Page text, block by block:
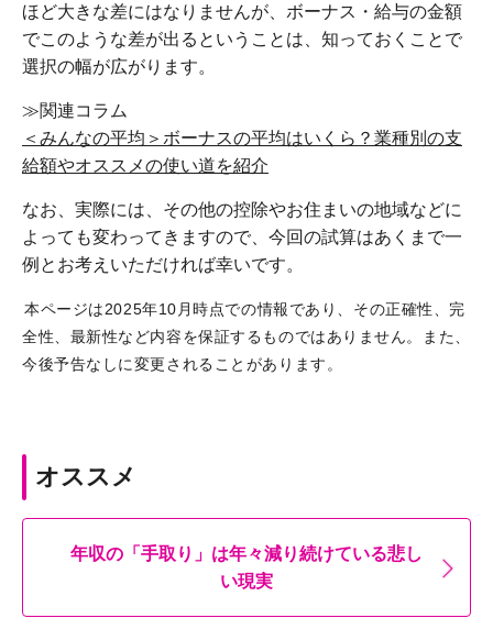
ほど大きな差にはなりませんが、ボーナス・給与の金額
でこのような差が出るということは、知っておくことで
選択の幅が広がります。
≫関連コラム
＜みんなの平均＞ボーナスの平均はいくら？業種別の支
給額やオススメの使い道を紹介
なお、実際には、その他の控除やお住まいの地域などに
よっても変わってきますので、今回の試算はあくまで一
例とお考えいただければ幸いです。
本ページは2025年10月時点での情報であり、その正確性、完
全性、最新性など内容を保証するものではありません。また、
今後予告なしに変更されることがあります。
オススメ
年収の「手取り」は年々減り続けている悲し
い現実